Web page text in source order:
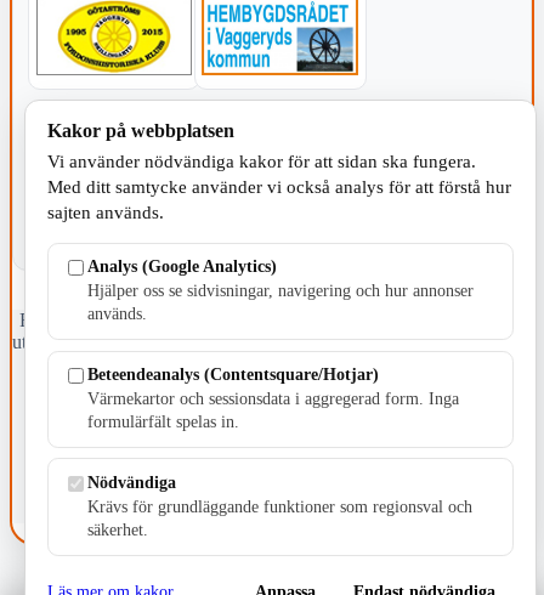
KOMMUNEN
Fristående webbtidningsföretag grundat 1991 som sedan 2002 ger
ut tidningen Skillingaryd.nu och 2010 lanserades Värnamo.nu. Från
april 2026 omfattar Skillingaryd.nu tre kommuner: Gnosjö,
Värnamo och Vaggeryds kommun.
Kontakta oss
E-post: redaktionen@skillingaryd.nu
Kakinställningar
Kakor på webbplatsen
Vi använder nödvändiga kakor för att sidan ska fungera.
Med ditt samtycke använder vi också analys för att förstå hur
sajten används.
Analys (Google Analytics)
Hjälper oss se sidvisningar, navigering och hur annonser
används.
Beteendeanalys (Contentsquare/Hotjar)
Värmekartor och sessionsdata i aggregerad form. Inga
formulärfält spelas in.
Nödvändiga
Krävs för grundläggande funktioner som regionsval och
säkerhet.